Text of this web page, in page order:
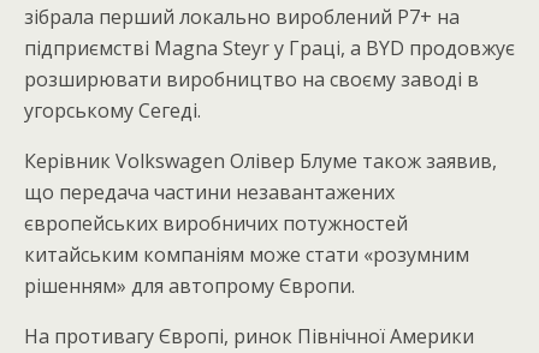
зібрала перший локально вироблений P7+ на
підприємстві Magna Steyr у Граці, а BYD продовжує
розширювати виробництво на своєму заводі в
угорському Сегеді.
Керівник Volkswagen Олівер Блуме також заявив,
що передача частини незавантажених
європейських виробничих потужностей
китайським компаніям може стати «розумним
рішенням» для автопрому Європи.
На противагу Європі, ринок Північної Америки